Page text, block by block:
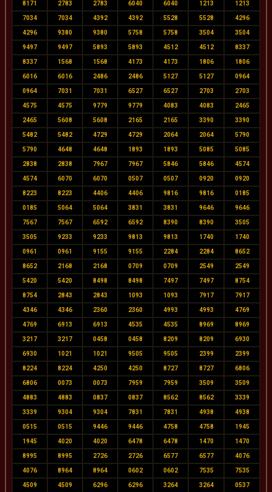
8171 2783 2783 6040 6040 1213 1213
7034 7034 4392 4392 5528 5528 4296
4296 9380 9380 5758 5758 3504 3504
9497 9497 5893 5893 4512 4512 8337
8337 1568 1568 4173 4173 1806 1806
6016 6016 2486 2486 5127 5127 0964
0964 7031 7031 6527 6527 2703 2703
4575 4575 9779 9779 4083 4083 2465
2465 5608 5608 2165 2165 3390 3390
5482 5482 4729 4729 2064 2064 5790
5790 4648 4648 1893 1893 5085 5085
2838 2838 7967 7967 5846 5846 4574
4574 6070 6070 0507 0507 0920 0920
8223 8223 4406 4406 9816 9816 0185
0185 5064 5064 3831 3831 9646 9646
7567 7567 6592 6592 8390 8390 3505
3505 9233 9233 9813 9813 1740 1740
0961 0961 9155 9155 2284 2284 8652
8652 2168 2168 0709 0709 2549 2549
5420 5420 8498 8498 7497 7497 8754
8754 2843 2843 1093 1093 7917 7917
4346 4346 2360 2360 4993 4993 4769
4769 6913 6913 4535 4535 8969 8969
3217 3217 0458 0458 8209 8209 6930
6930 1021 1021 9505 9505 2399 2399
8224 8224 4250 4250 8727 8727 6806
6806 0073 0073 7959 7959 3509 3509
4883 4883 0837 0837 8562 8562 3339
3339 9304 9304 7831 7831 4938 4938
0515 0515 9446 9446 4758 4758 1945
1945 4020 4020 6478 6478 1470 1470
8995 8995 2726 2726 6577 6577 4076
4076 8964 8964 0602 0602 7535 7535
4509 4509 6296 6296 3264 3264 0537